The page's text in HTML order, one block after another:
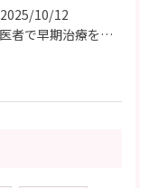
2025/10/12
歯医者で早期治療を受けるメリットと虫歯悪化を防ぐ最短ステップ